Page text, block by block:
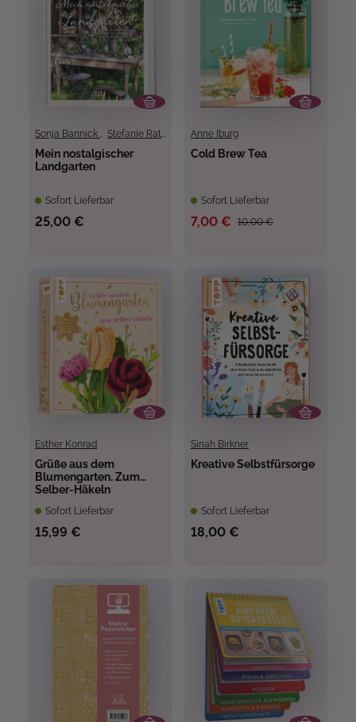
Sonja Bannick , Stefanie Rathjens
Mein nostalgischer
Landgarten
Sofort Lieferbar
25,00 €
Anne Iburg
Cold Brew Tea
Sofort Lieferbar
10,00 €
7,00 €
Esther Konrad
Grüße aus dem
Blumengarten. Zum
Selber-Häkeln
Sofort Lieferbar
15,99 €
Sinah Birkner
Kreative Selbstfürsorge
Sofort Lieferbar
18,00 €